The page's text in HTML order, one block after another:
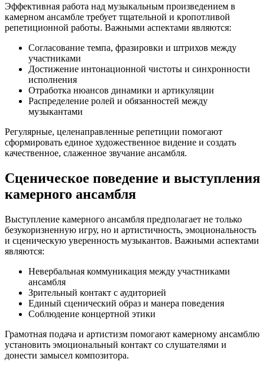
Эффективная работа над музыкальным произведением в
камерном ансамбле требует тщательной и кропотливой
репетиционной работы. Важными аспектами являются:
Согласование темпа, фразировки и штрихов между
участниками
Достижение интонационной чистоты и синхронности
исполнения
Отработка нюансов динамики и артикуляции
Распределение ролей и обязанностей между
музыкантами
Регулярные, целенаправленные репетиции помогают
сформировать единое художественное видение и создать
качественное, слаженное звучание ансамбля.
Сценическое поведение и выступления
камерного ансамбля
Выступление камерного ансамбля предполагает не только
безукоризненную игру, но и артистичность, эмоциональность
и сценическую уверенность музыкантов. Важными аспектами
являются:
Невербальная коммуникация между участниками
ансамбля
Зрительный контакт с аудиторией
Единый сценический образ и манера поведения
Соблюдение концертной этики
Грамотная подача и артистизм помогают камерному ансамблю
установить эмоциональный контакт со слушателями и
донести замысел композитора.